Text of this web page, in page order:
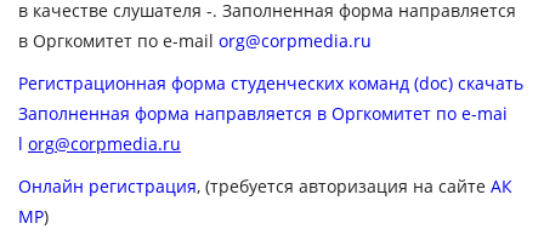
в качестве слушателя -. Заполненная форма направляется
в Оргкомитет по e-mail org@corpmedia.ru
Регистрационная форма студенческих команд (doc) скачать
Заполненная форма направляется в Оргкомитет по e-mai
l org@corpmedia.ru
Онлайн регистрация, (требуется авторизация на сайте АК
МР)